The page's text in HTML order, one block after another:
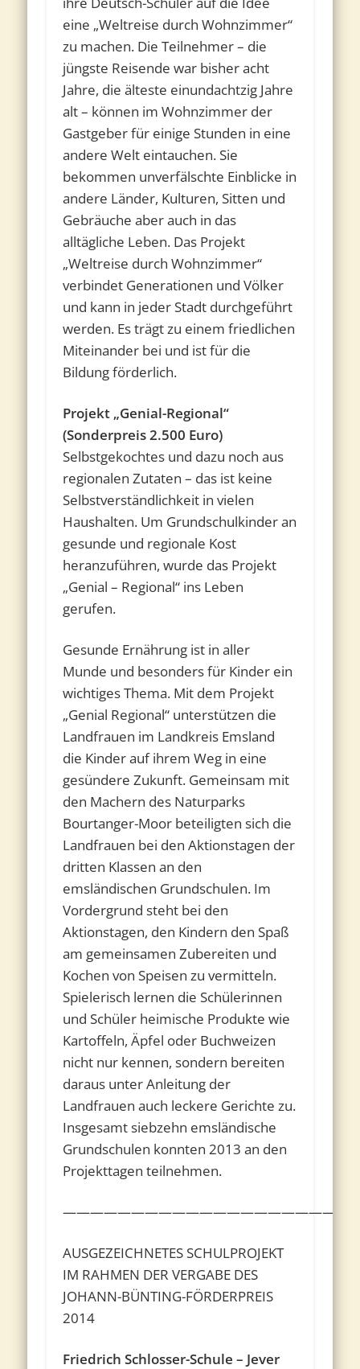
eine „Weltreise durch Wohnzimmer“
zu machen. Die Teilnehmer – die
jüngste Reisende war bisher acht
Jahre, die älteste einundachtzig Jahre
alt – können im Wohnzimmer der
Gastgeber für einige Stunden in eine
andere Welt eintauchen. Sie
bekommen unverfälschte Einblicke in
andere Länder, Kulturen, Sitten und
Gebräuche aber auch in das
alltägliche Leben. Das Projekt
„Weltreise durch Wohnzimmer“
verbindet Generationen und Völker
und kann in jeder Stadt durchgeführt
werden. Es trägt zu einem friedlichen
Miteinander bei und ist für die
Bildung förderlich.
Projekt „Genial-Regional“
(Sonderpreis 2.500 Euro)
Selbstgekochtes und dazu noch aus
regionalen Zutaten – das ist keine
Selbstverständlichkeit in vielen
Haushalten. Um Grundschulkinder an
gesunde und regionale Kost
heranzuführen, wurde das Projekt
„Genial – Regional“ ins Leben
gerufen.
Gesunde Ernährung ist in aller
Munde und besonders für Kinder ein
wichtiges Thema. Mit dem Projekt
„Genial Regional“ unterstützen die
Landfrauen im Landkreis Emsland
die Kinder auf ihrem Weg in eine
gesündere Zukunft. Gemeinsam mit
den Machern des Naturparks
Bourtanger-Moor beteiligten sich die
Landfrauen bei den Aktionstagen der
dritten Klassen an den
emsländischen Grundschulen. Im
Vordergrund steht bei den
Aktionstagen, den Kindern den Spaß
am gemeinsamen Zubereiten und
Kochen von Speisen zu vermitteln.
Spielerisch lernen die Schülerinnen
und Schüler heimische Produkte wie
Kartoffeln, Äpfel oder Buchweizen
nicht nur kennen, sondern bereiten
daraus unter Anleitung der
Landfrauen auch leckere Gerichte zu.
Insgesamt siebzehn emsländische
Grundschulen konnten 2013 an den
Projekttagen teilnehmen.
————————————————————
AUSGEZEICHNETES SCHULPROJEKT
IM RAHMEN DER VERGABE DES
JOHANN-BÜNTING-FÖRDERPREIS
2014
Friedrich Schlosser-Schule – Jever